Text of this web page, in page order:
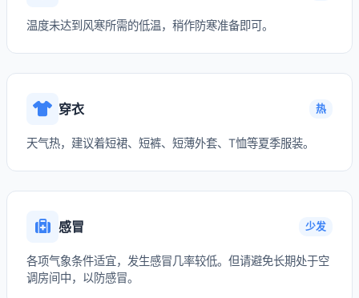
温度未达到风寒所需的低温，稍作防寒准备即可。
穿衣 热
天气热，建议着短裙、短裤、短薄外套、T恤等夏季服装。
感冒 少发
各项气象条件适宜，发生感冒几率较低。但请避免长期处于空
调房间中，以防感冒。